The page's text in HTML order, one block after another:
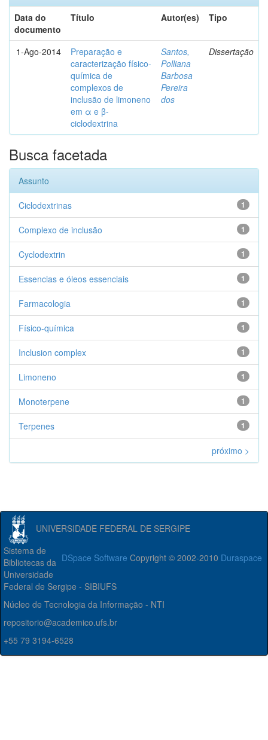
Data do
documento
Título Autor(es) Tipo
1-Ago-2014
Preparação e
caracterização físico-
química de
complexos de
inclusão de limoneno
em α e β-
ciclodextrina
Santos,
Polliana
Barbosa
Pereira
dos
Dissertação
Busca facetada
Assunto
1
Ciclodextrinas
1
Complexo de inclusão
1
Cyclodextrin
1
Essencias e óleos essenciais
1
Farmacologia
1
Físico-química
1
Inclusion complex
1
Limoneno
1
Monoterpene
1
Terpenes
próximo >
UNIVERSIDADE FEDERAL DE SERGIPE
DSpace Software Copyright © 2002-2010 Duraspace
Sistema de
Bibliotecas da
Universidade
Federal de Sergipe - SIBIUFS
Núcleo de Tecnologia da Informação - NTI
repositorio@academico.ufs.br
+55 79 3194-6528